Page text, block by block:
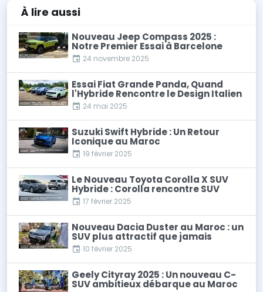
À lire aussi
Nouveau Jeep Compass 2025 :
Notre Premier Essai à Barcelone
24 novembre 2025
Essai Fiat Grande Panda, Quand
l'Hybride Rencontre le Design Italien
24 mai 2025
Suzuki Swift Hybride : Un Retour
Iconique au Maroc
19 février 2025
Le Nouveau Toyota Corolla X SUV
Hybride : Corolla rencontre SUV
17 février 2025
Nouveau Dacia Duster au Maroc : un
SUV plus attractif que jamais
10 février 2025
Geely Cityray 2025 : Un nouveau C-
SUV ambitieux débarque au Maroc